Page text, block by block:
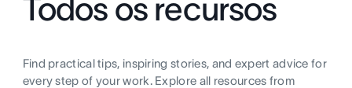
Todos os recursos
Find practical tips, inspiring stories, and expert advice for
every step of your work. Explore all resources from